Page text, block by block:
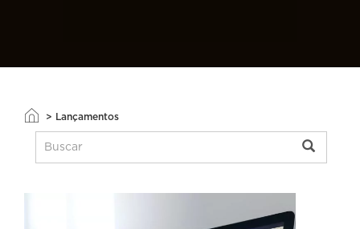
> Lançamentos